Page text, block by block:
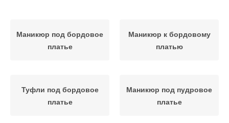
Маникюр под бордовое
платье
Маникюр к бордовому
платью
Туфли под бордовое
платье
Маникюр под пудровое
платье